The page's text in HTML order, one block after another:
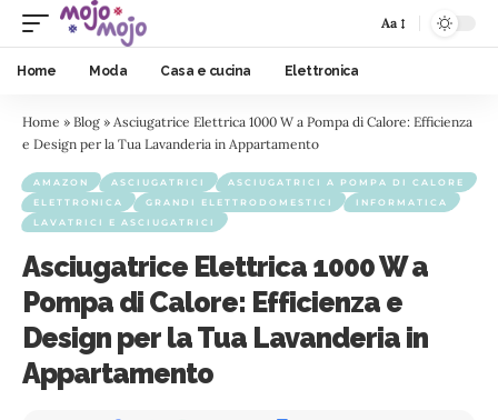
Aa
Home Moda Casa e cucina Elettronica
Home » Blog » Asciugatrice Elettrica 1000 W a Pompa di Calore: Efficienza
e Design per la Tua Lavanderia in Appartamento
AMAZON ASCIUGATRICI
ASCIUGATRICI A POMPA DI CALORE
ELETTRONICA
GRANDI ELETTRODOMESTICI
INFORMATICA
LAVATRICI E ASCIUGATRICI
Asciugatrice Elettrica 1000 W a
Pompa di Calore: Efficienza e
Design per la Tua Lavanderia in
Appartamento